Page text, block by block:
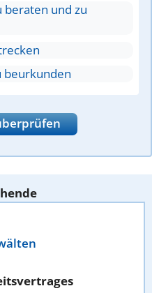
beraten und zu
beurkunden